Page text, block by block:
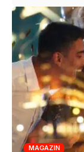
MAGAZIN